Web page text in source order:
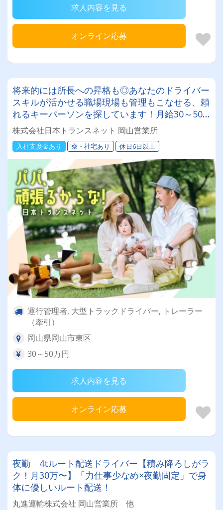
求人内容を見る
オンライン応募
将来的には所長への昇格も◎あなたのドライバー
スキルが活かせる職場現場も管理もこなせる、頼
れるキーパーソンを探しています！月給30～50
万円◎ドライバー経験があれば運行管理未経験の
方でもＯＫ！
株式会社日本トランスネット 岡山営業所
入社支度金あり 寮・社宅あり 休日6日以上
運行管理者, 大型トラックドライバー, トレーラー
（牽引）
岡山県岡山市東区
30～50万円
求人内容を見る
オンライン応募
夜勤 4tルート配送ドライバー【積み降ろしがラ
ク！月30万〜】「力仕事少なめ×夜勤固定」で身
体に優しいルート配送！
丸進運輸株式会社 岡山営業所 他